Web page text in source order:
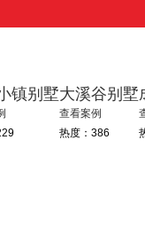
大溪谷别墅
查看案例
热度：386
镇别墅